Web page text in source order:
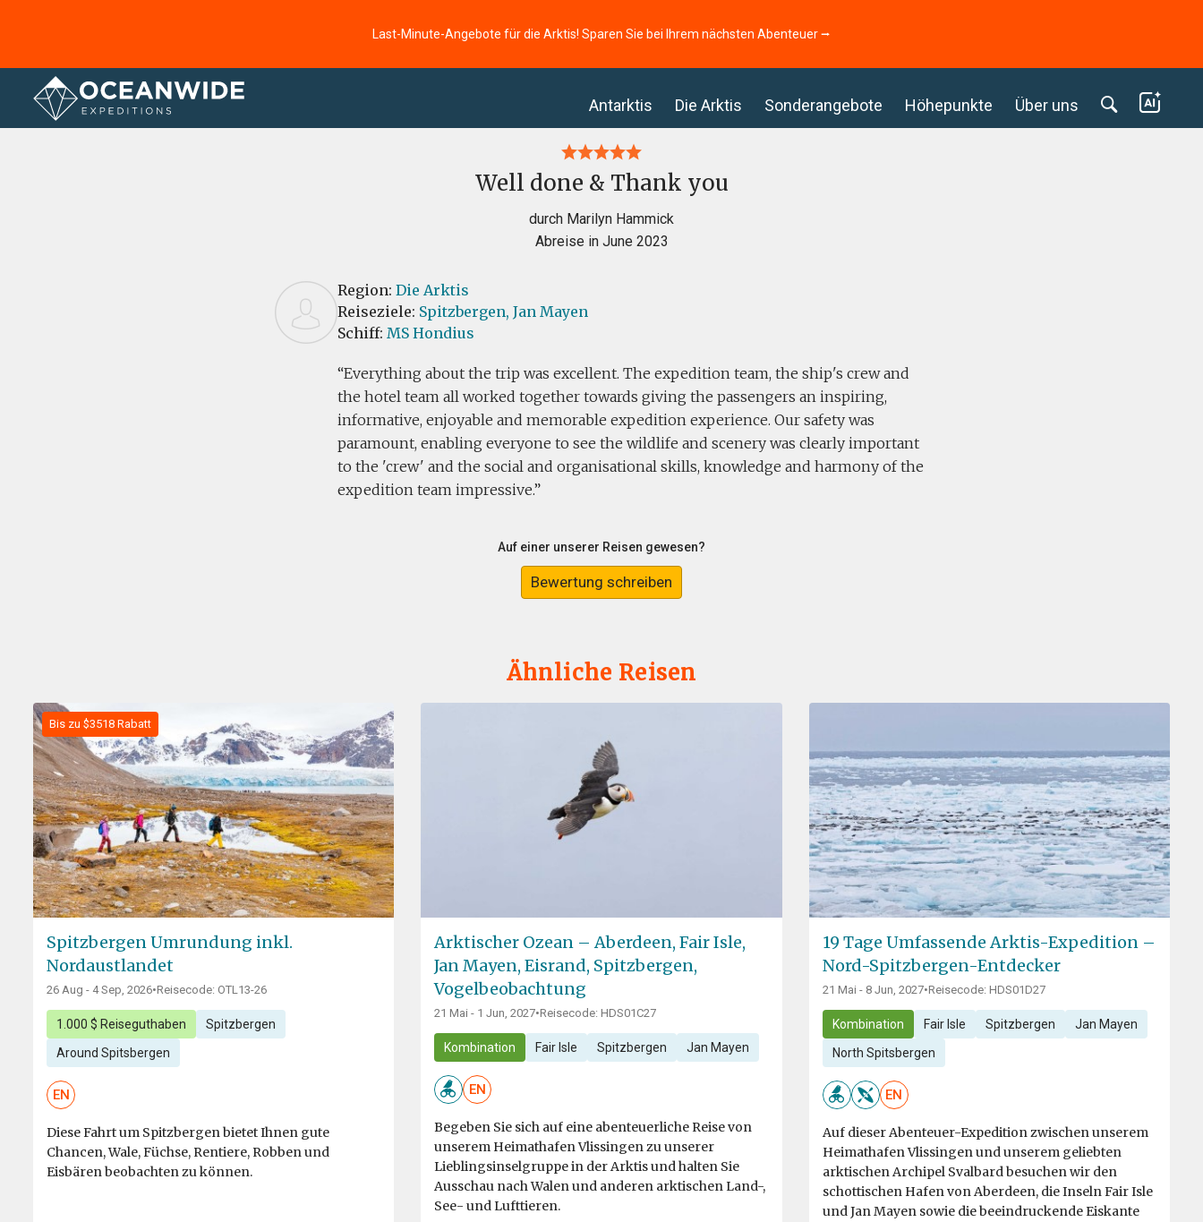
Last-Minute-Angebote für die Arktis! Sparen Sie bei Ihrem nächsten Abenteuer ⭢
Antarktis Die Arktis Sonderangebote Höhepunkte Über uns
Startseite Bewertungen
Well done & Thank you
durch Marilyn Hammick
Abreise in June 2023
Region: Die Arktis
Reiseziele: Spitzbergen, Jan Mayen
Schiff: MS Hondius
Everything about the trip was excellent. The expedition team, the ship's crew and
the hotel team all worked together towards giving the passengers an inspiring,
informative, enjoyable and memorable expedition experience. Our safety was
paramount, enabling everyone to see the wildlife and scenery was clearly important
to the 'crew' and the social and organisational skills, knowledge and harmony of the
expedition team impressive.
Auf einer unserer Reisen gewesen?
Bewertung schreiben
Ähnliche Reisen
Bis zu $3518 Rabatt
Spitzbergen Umrundung inkl.
Nordaustlandet
26 Aug - 4 Sep, 2026•Reisecode: OTL13-26
1.000 $ Reiseguthaben Spitzbergen
Around Spitsbergen
EN
Diese Fahrt um Spitzbergen bietet Ihnen gute
Chancen, Wale, Füchse, Rentiere, Robben und
Eisbären beobachten zu können.
Arktischer Ozean – Aberdeen, Fair Isle,
Jan Mayen, Eisrand, Spitzbergen,
Vogelbeobachtung
21 Mai - 1 Jun, 2027•Reisecode: HDS01C27
Kombination Fair Isle Spitzbergen Jan Mayen
EN
Begeben Sie sich auf eine abenteuerliche Reise von
unserem Heimathafen Vlissingen zu unserer
Lieblingsinselgruppe in der Arktis und halten Sie
Ausschau nach Walen und anderen arktischen Land-,
See- und Lufttieren.
19 Tage Umfassende Arktis-Expedition –
Nord-Spitzbergen-Entdecker
21 Mai - 8 Jun, 2027•Reisecode: HDS01D27
Kombination Fair Isle Spitzbergen Jan Mayen
North Spitsbergen
EN
Auf dieser Abenteuer-Expedition zwischen unserem
Heimathafen Vlissingen und unserem geliebten
arktischen Archipel Svalbard besuchen wir den
schottischen Hafen von Aberdeen, die Inseln Fair Isle
und Jan Mayen sowie die beeindruckende Eiskante